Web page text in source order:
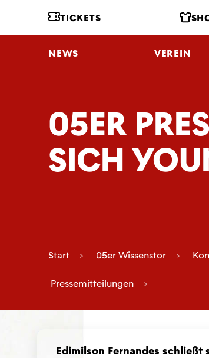
TICKETS
NEWS VEREIN
05ER
ICH
Start 05er Wissenstor
Pressemitteilungen
Edimilson Fernandes schließt